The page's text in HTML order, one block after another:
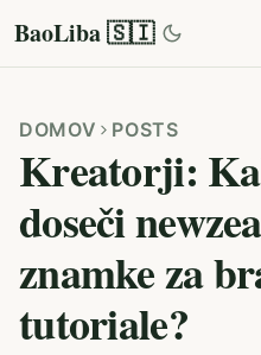
BaoLiba 🇸🇮
DOMOV POSTS
Kreatorji:
doseči
znamke za
tutoriale?